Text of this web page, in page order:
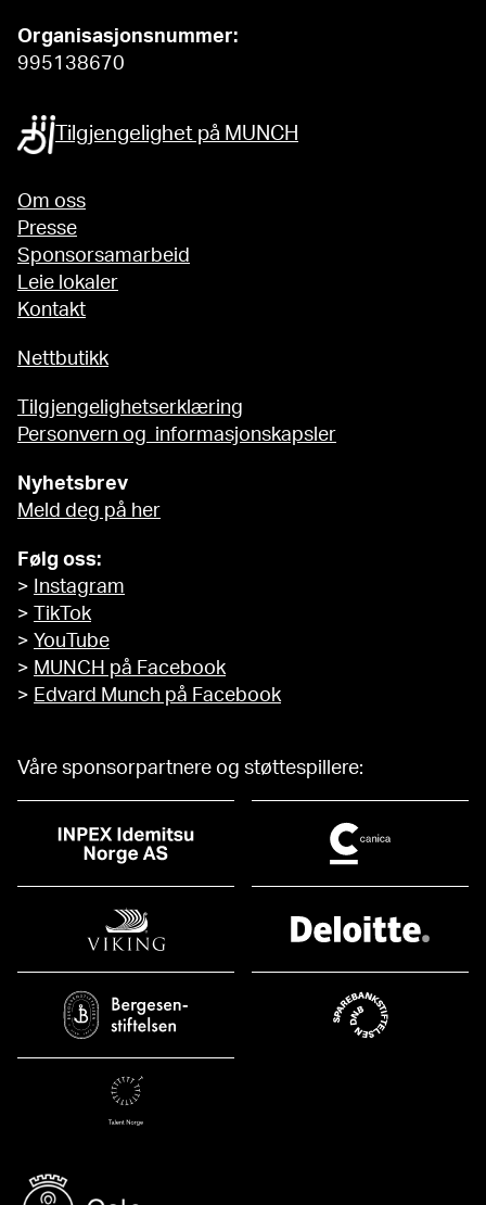
Organisasjonsnummer:
995138670
Tilgjengelighet på MUNCH
Om oss
Presse
Sponsorsamarbeid
Leie lokaler
Kontakt
Nettbutikk
Tilgjengelighetserklæring
Personvern og informasjonskapsler
Nyhetsbrev
Meld deg på her
Følg oss:
>
Instagram
>
TikTok
> YouTube
> MUNCH på Facebook
> Edvard Munch på Facebook
Våre sponsorpartnere og støttespillere: